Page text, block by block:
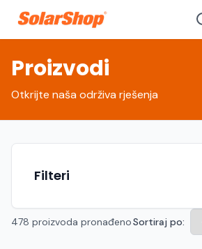
Proizvodi
Otkrijte naša održiva rješenja
Filteri
478 proizvoda pronađenoSortiraj po: